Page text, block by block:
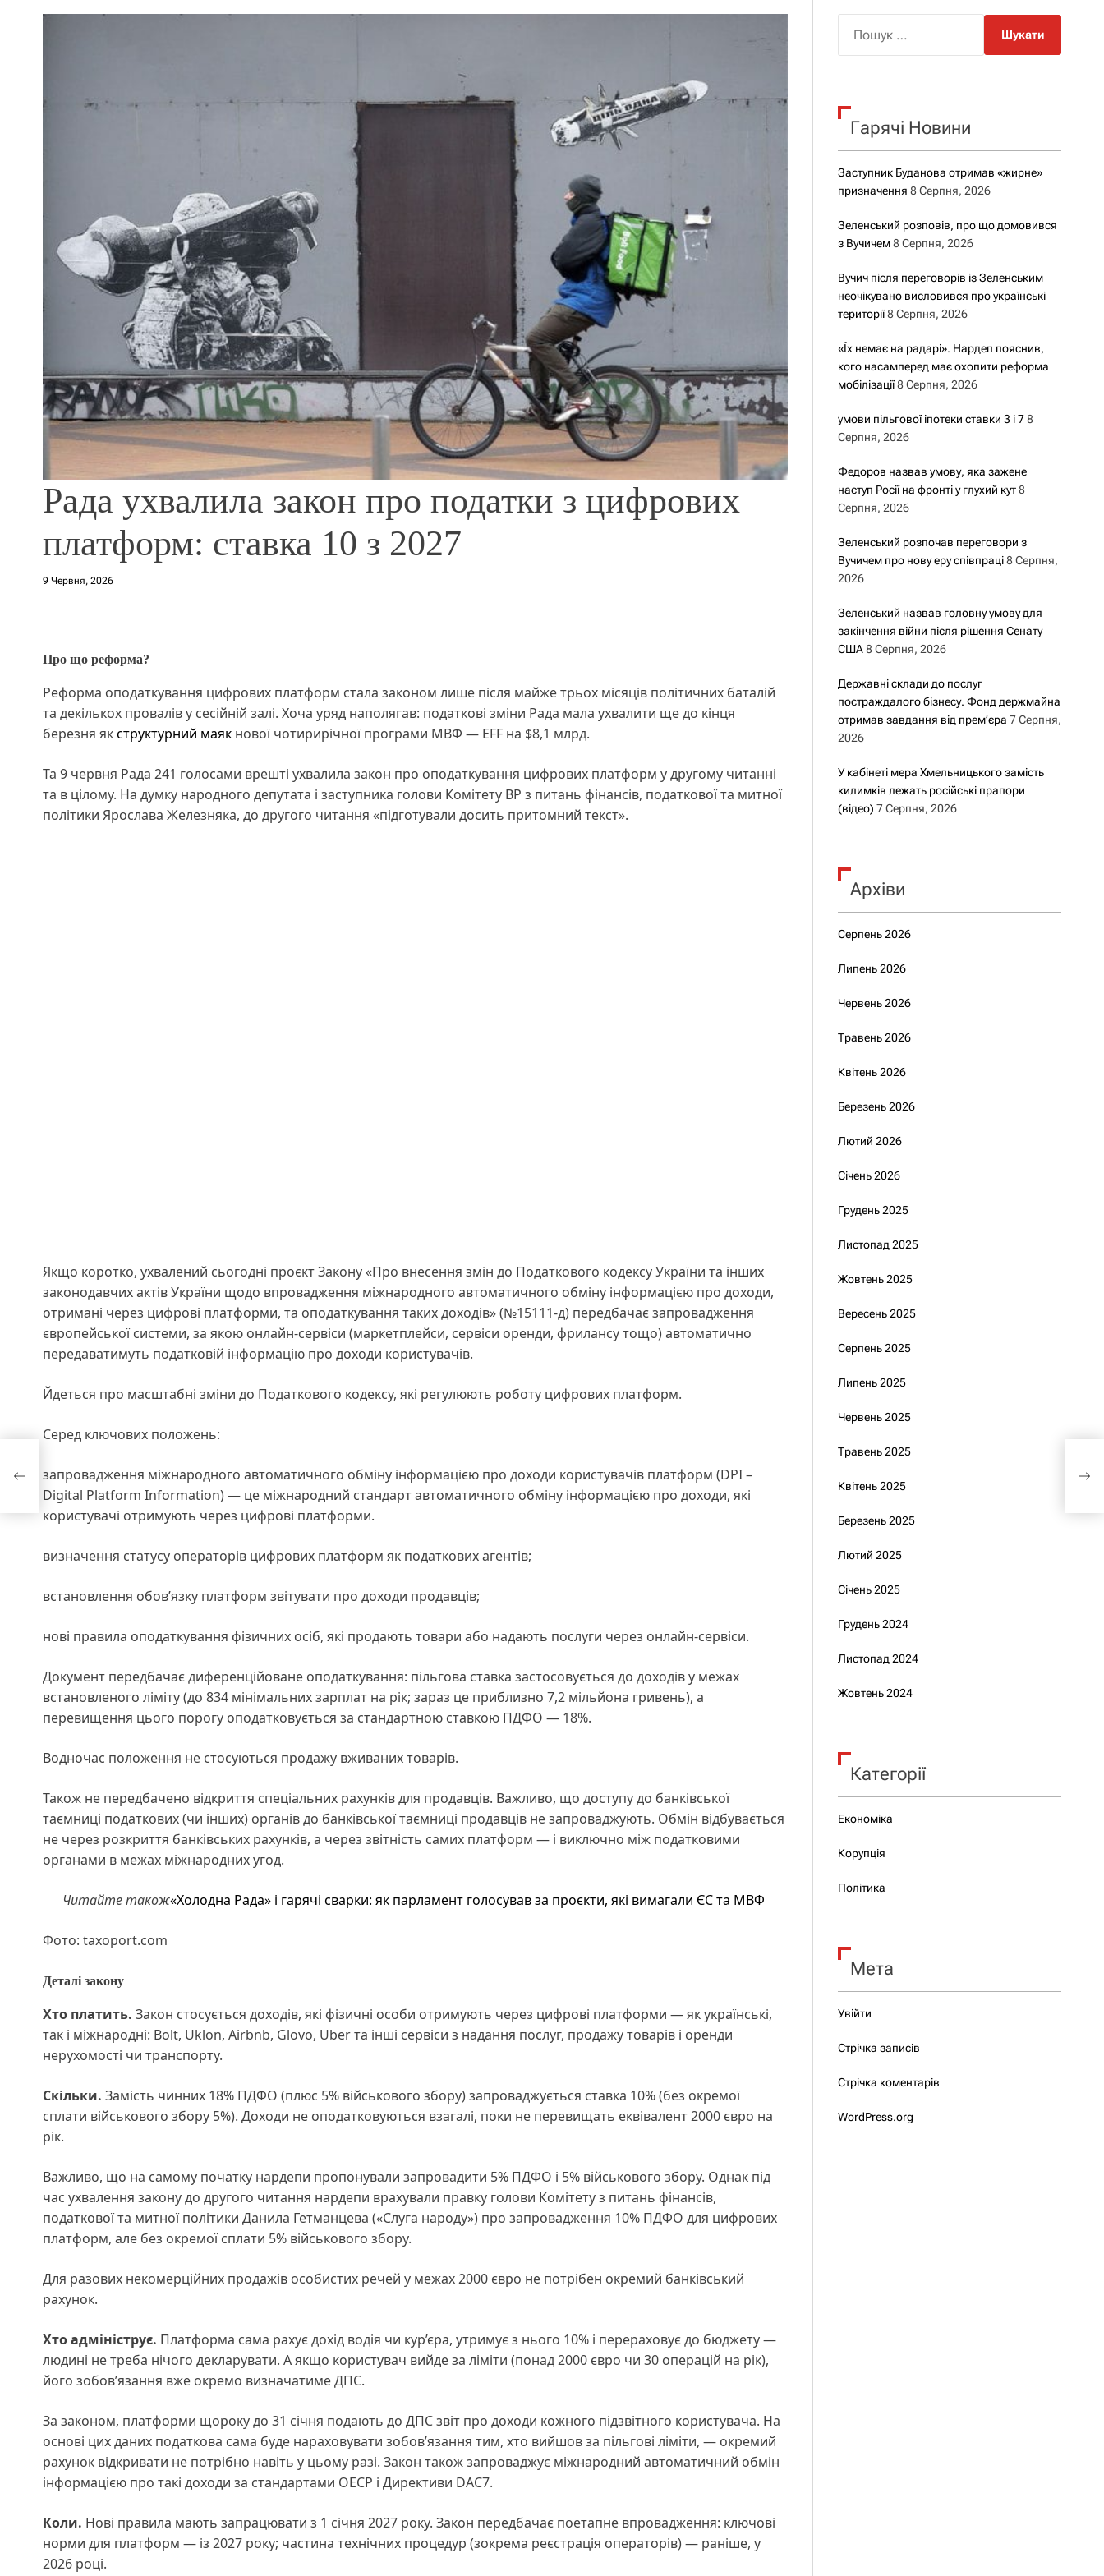
р
о
у
Рада ухвалила закон про податки з цифрових
платформ: ставка 10 з 2027
9 Червня, 2026
Про що реформа?
Реформа оподаткування цифрових платформ стала законом лише після майже трьох місяців політичних баталій
та декількох провалів у сесійній залі. Хоча уряд наполягав: податкові зміни Рада мала ухвалити ще до кінця
березня якструктурний маяк нової чотирирічної програми МВФ — EFF на $8,1 млрд.
Та 9 червня Рада 241 голосами врешті ухвалила закон про оподаткування цифрових платформ у другому читанні
та в цілому. На думку народного депутата і заступника голови Комітету ВР з питань фінансів, податкової та митної
політики Ярослава Железняка, до другого читання «підготували досить притомний текст».
Якщо коротко, ухвалений сьогодні проєкт Закону «Про внесення змін до Податкового кодексу України та інших
законодавчих актів України щодо впровадження міжнародного автоматичного обміну інформацією про доходи,
отримані через цифрові платформи, та оподаткування таких доходів» (№15111-д) передбачає запровадження
європейської системи, за якою онлайн-сервіси (маркетплейси, сервіси оренди, фрилансу тощо) автоматично
передаватимуть податковій інформацію про доходи користувачів.
Йдеться про масштабні зміни до Податкового кодексу, які регулюють роботу цифрових платформ.
Серед ключових положень:
запровадження міжнародного автоматичного обміну інформацією про доходи користувачів платформ (DPI –
Digital Platform Information) — це міжнародний стандарт автоматичного обміну інформацією про доходи, які
користувачі отримують через цифрові платформи.
визначення статусу операторів цифрових платформ як податкових агентів;
встановлення обов’язку платформ звітувати про доходи продавців;
нові правила оподаткування фізичних осіб, які продають товари або надають послуги через онлайн-сервіси.
Документ передбачає диференційоване оподаткування: пільгова ставка застосовується до доходів у межах
встановленого ліміту (до 834 мінімальних зарплат на рік; зараз це приблизно 7,2 мільйона гривень), а
перевищення цього порогу оподатковується за стандартною ставкою ПДФО — 18%.
Водночас положення не стосуються продажу вживаних товарів.
Також не передбачено відкриття спеціальних рахунків для продавців. Важливо, що доступу до банківської
таємниці податкових (чи інших) органів до банківської таємниці продавців не запроваджують. Обмін відбувається
не через розкриття банківських рахунків, а через звітність самих платформ — і виключно між податковими
органами в межах міжнародних угод.
Читайте також«Холодна Рада» і гарячі сварки: як парламент голосував за проєкти, які вимагали ЄС та МВФ
Фото: taxoport.com
Деталі закону
Хто платить. Закон стосується доходів, які фізичні особи отримують через цифрові платформи — як українські,
так і міжнародні: Bolt, Uklon, Airbnb, Glovo, Uber та інші сервіси з надання послуг, продажу товарів і оренди
нерухомості чи транспорту.
Скільки. Замість чинних 18% ПДФО (плюс 5% військового збору) запроваджується ставка 10% (без окремої
сплати військового збору 5%). Доходи не оподатковуються взагалі, поки не перевищать еквівалент 2000 євро на
рік.
Важливо, що на самому початку нардепи пропонували запровадити 5% ПДФО і 5% військового збору. Однак під
час ухвалення закону до другого читання нардепи врахували правку голови Комітету з питань фінансів,
податкової та митної політики Данила Гетманцева («Слуга народу») про запровадження 10% ПДФО для цифрових
платформ, але без окремої сплати 5% військового збору.
Для разових некомерційних продажів особистих речей у межах 2000 євро не потрібен окремий банківський
рахунок.
Хто адмініструє. Платформа сама рахує дохід водія чи кур’єра, утримує з нього 10% і перераховує до бюджету —
людині не треба нічого декларувати. А якщо користувач вийде за ліміти (понад 2000 євро чи 30 операцій на рік),
його зобов’язання вже окремо визначатиме ДПС.
За законом, платформи щороку до 31 січня подають до ДПС звіт про доходи кожного підзвітного користувача. На
основі цих даних податкова сама буде нараховувати зобов’язання тим, хто вийшов за пільгові ліміти, — окремий
рахунок відкривати не потрібно навіть у цьому разі. Закон також запроваджує міжнародний автоматичний обмін
інформацією про такі доходи за стандартами ОЕСР і Директиви DAC7.
Коли. Нові правила мають запрацювати з 1 січня 2027 року. Закон передбачає поетапне впровадження: ключові
норми для платформ — із 2027 року; частина технічних процедур (зокрема реєстрація операторів) — раніше, у
2026 році.
к
Гарячі Новини
Заступник Буданова отримав «жирне»
призначення 8 Серпня, 2026
Зеленський розповів, про що домовився
з Вучичем 8 Серпня, 2026
Вучич після переговорів із Зеленським
неочікувано висловився про українські
території 8 Серпня, 2026
«Їх немає на радарі». Нардеп пояснив,
кого насамперед має охопити реформа
мобілізації 8 Серпня, 2026
умови пільгової іпотеки ставки 3 і 7 8
Серпня, 2026
Федоров назвав умову, яка зажене
наступ Росії на фронті у глухий кут 8
Серпня, 2026
Зеленський розпочав переговори з
Вучичем про нову еру співпраці 8 Серпня,
2026
Зеленський назвав головну умову для
закінчення війни після рішення Сенату
США 8 Серпня, 2026
Державні склади до послуг
постраждалого бізнесу. Фонд держмайна
отримав завдання від прем’єра 7 Серпня,
2026
У кабінеті мера Хмельницького замість
килимків лежать російські прапори
(відео) 7 Серпня, 2026
Архіви
Серпень 2026
Липень 2026
Червень 2026
Травень 2026
Квітень 2026
Березень 2026
Лютий 2026
Січень 2026
Грудень 2025
Листопад 2025
Жовтень 2025
Вересень 2025
Серпень 2025
Липень 2025
Червень 2025
Травень 2025
Квітень 2025
Березень 2025
Лютий 2025
Січень 2025
Грудень 2024
Листопад 2024
Жовтень 2024
Категорії
Економіка
Корупція
Політика
Мета
Увійти
Стрічка записів
Стрічка коментарів
WordPress.org